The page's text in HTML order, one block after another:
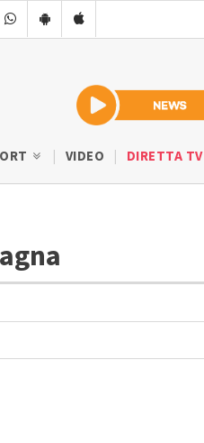
VIDEO DIRETTA TV